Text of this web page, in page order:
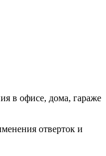
в офисе, дома, гараже
отверток и